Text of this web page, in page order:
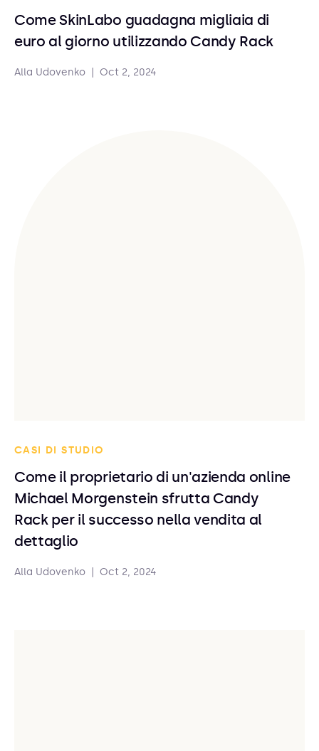
Come SkinLabo guadagna migliaia di
euro al giorno utilizzando Candy Rack
Alla Udovenko Oct 2, 2024
CASI DI STUDIO
Come il proprietario di un'azienda online
Michael Morgenstein sfrutta Candy
Rack per il successo nella vendita al
dettaglio
Alla Udovenko Oct 2, 2024